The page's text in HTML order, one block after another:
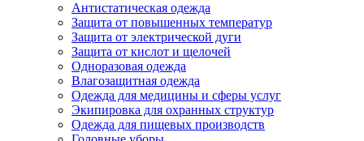
Антистатическая одежда
Защита от повышенных температур
Защита от электрической дуги
Защита от кислот и щелочей
Одноразовая одежда
Влагозащитная одежда
Одежда для медицины и сферы услуг
Экипировка для охранных структур
Одежда для пищевых производств